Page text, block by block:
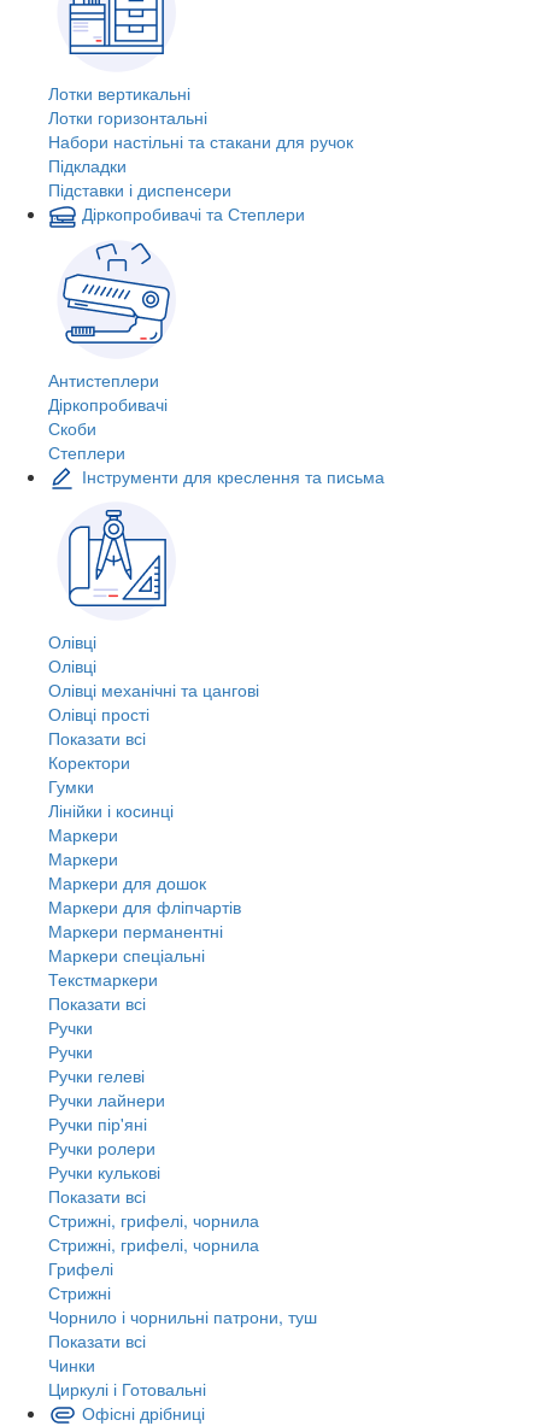
Лотки вертикальні
Лотки горизонтальні
Набори настільні та стакани для ручок
Підкладки
Підставки і диспенсери
Діркопробивачі та Степлери
Антистеплери
Діркопробивачі
Скоби
Степлери
Інструменти для креслення та письма
Олівці
Олівці
Олівці механічні та цангові
Олівці прості
Показати всі
Коректори
Гумки
Лінійки і косинці
Маркери
Маркери
Маркери для дошок
Маркери для фліпчартів
Маркери перманентні
Маркери спеціальні
Текстмаркери
Показати всі
Ручки
Ручки
Ручки гелеві
Ручки лайнери
Ручки пір'яні
Ручки ролери
Ручки кулькові
Показати всі
Стрижні, грифелі, чорнила
Стрижні, грифелі, чорнила
Грифелі
Стрижні
Чорнило і чорнильні патрони, туш
Показати всі
Чинки
Циркулі і Готовальні
Офісні дрібниці